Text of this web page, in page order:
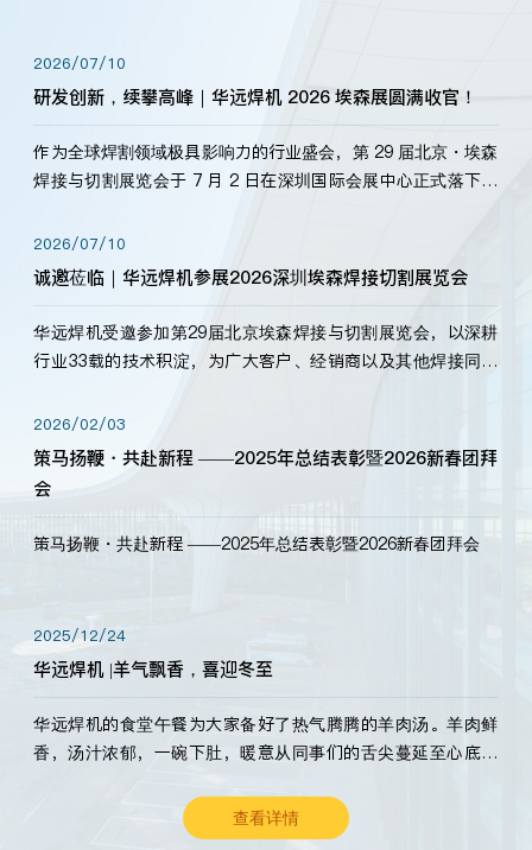
2026/07/10
研发创新，续攀高峰｜华远焊机 2026 埃森展圆满收官！
作为全球焊割领域极具影响力的行业盛会，第 29 届北京・埃森
焊接与切割展览会于 7 月 2 日在深圳国际会展中心正式落下帷
标准，持之以恒研发新产品、新技术。新老客户、行业伙伴、
海内外客户为目睹公司发布的新产…
2026/07/10
诚邀莅临｜华远焊机参展2026深圳埃森焊接切割展览会
华远焊机受邀参加第29届北京埃森焊接与切割展览会，以深耕
行业33载的技术积淀，为广大客户、经销商以及其他焊接同仁
2026/02/03
策马扬鞭・共赴新程 ——2025年总结表彰暨2026新春团拜
会
策马扬鞭・共赴新程 ——2025年总结表彰暨2026新春团拜会
2025/12/24
华远焊机 |羊气飘香，喜迎冬至
华远焊机的食堂午餐为大家备好了热气腾腾的羊肉汤。羊肉鲜
香，汤汁浓郁，一碗下肚，暖意从同事们的舌尖蔓延至心底。
查看详情